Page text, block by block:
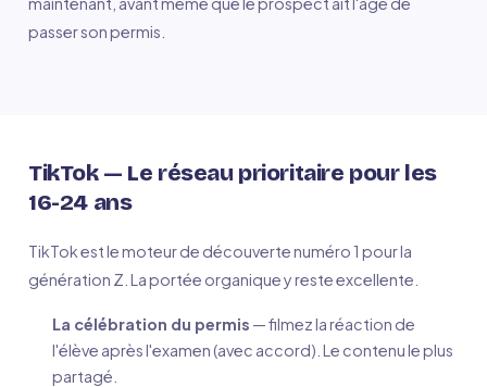
passer son permis.
TikTok — Le réseau prioritaire pour les
16-24 ans
TikTok est le moteur de découverte numéro 1 pour la
génération Z. La portée organique y reste excellente.
La célébration du permis — filmez la réaction de
l'élève après l'examen (avec accord). Le contenu le plus
partagé.